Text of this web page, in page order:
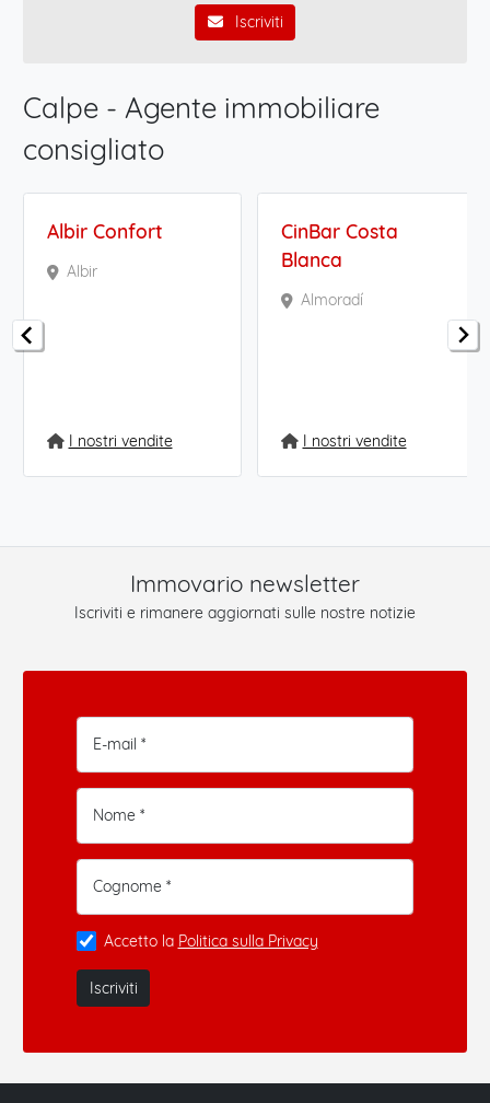
Iscriviti
Calpe - Agente immobiliare
consigliato
Albir Confort
Albir
I nostri vendite
CinBar Costa
Blanca
Almoradí
I nostri vendite
Immovario newsletter
Iscriviti e rimanere aggiornati sulle nostre notizie
E-mail *
Nome *
Cognome *
Accetto la Politica sulla Privacy
Iscriviti